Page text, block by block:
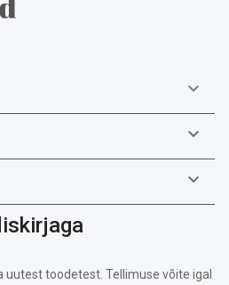



uutest toodetest. Tellimuse võite igal